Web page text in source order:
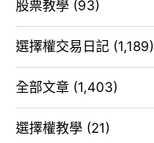
股票教學 (93)
選擇權交易日記 (1,189)
全部文章 (1,403)
選擇權教學 (21)